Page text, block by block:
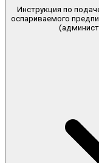
Инструкция по
оспариваемого